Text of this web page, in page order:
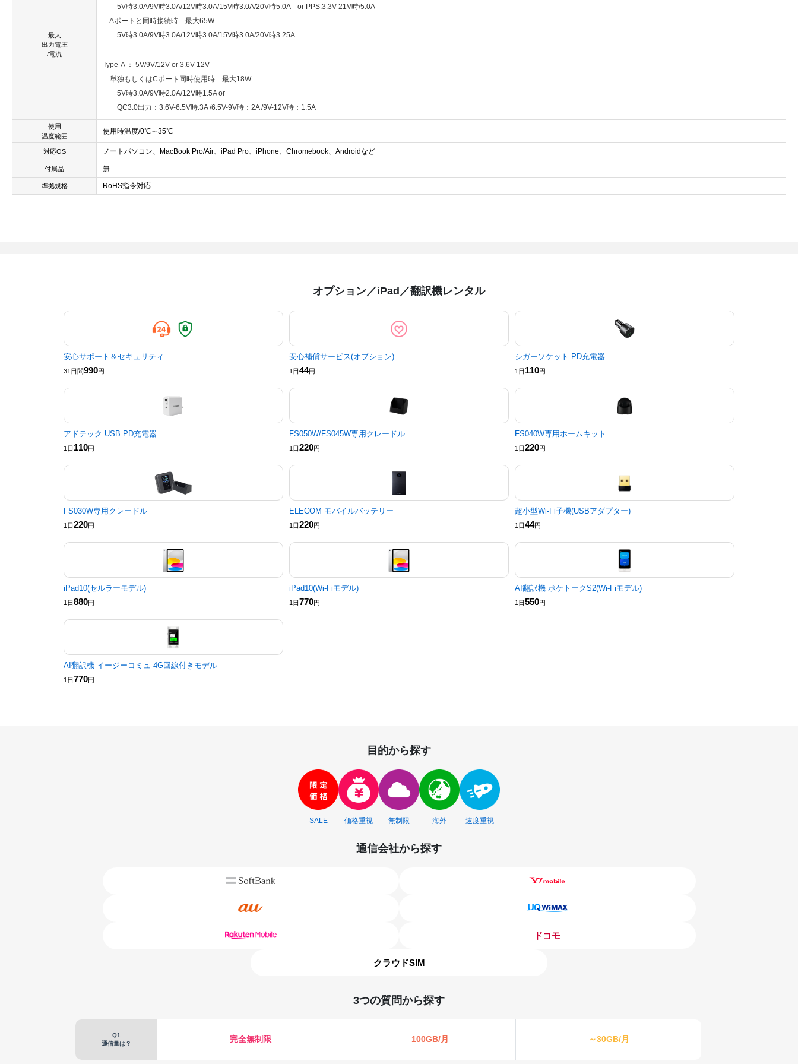
最大
出力電圧
/電流
5V時3.0A/9V時3.0A/12V時3.0A/15V時3.0A/20V時5.0A or PPS:3.3V-21V時/5.0A
Aポートと同時接続時 最大65W
5V時3.0A/9V時3.0A/12V時3.0A/15V時3.0A/20V時3.25A
Type-A ： 5V/9V/12V or 3.6V-12V
単独もしくはCポート同時使用時 最大18W
5V時3.0A/9V時2.0A/12V時1.5A or
QC3.0出力：3.6V-6.5V時:3A /6.5V-9V時：2A /9V-12V時：1.5A
使用
温度範囲
使用時温度/0℃～35℃
対応OS ノートパソコン、MacBook Pro/Air、iPad Pro、iPhone、Chromebook、Androidなど
付属品 無
準拠規格 RoHS指令対応
オプション／iPad／翻訳機レンタル
安心サポート＆セキュリティ
31日間990円
安心補償サービス(オプション)
1日44円
シガーソケット PD充電器
1日 110円
アドテック USB PD充電器
1日 110円
FS050W/FS045W専用クレードル
1日220円
FS040W専用ホームキット
1日220円
FS030W専用クレードル
1日220円
ELECOM モバイルバッテリー
1日220円
超小型Wi-Fi子機(USBアダプター)
1日44円
iPad10(セルラーモデル)
1日880円
iPad10(Wi-Fiモデル)
1日770円
AI翻訳機 ポケトークS2(Wi-Fiモデル)
1日550円
AI翻訳機 イージーコミュ 4G回線付きモデル
1日770円
目的から探す
SALE 価格重視 無制限 海外 速度重視
通信会社から探す
ドコモ
クラウドSIM
3つの質問から探す
Q1
通信量は？
完全無制限 100GB/月 ～30GB/月